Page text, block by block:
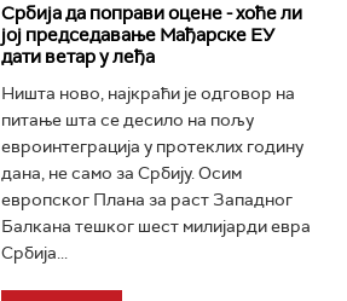
Србија да поправи оцене - хоће ли
јој председавање Мађарске ЕУ
дати ветар у леђа
Ништа ново, најкраћи је одговор на
питање шта се десило на пољу
евроинтеграција у протеклих годину
дана, не само за Србију. Осим
европског Плана за раст Западног
Балкана тешког шест милијарди евра
Србија...